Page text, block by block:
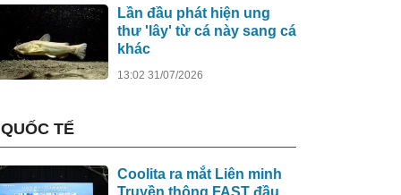
Lần đầu phát hiện ung
thư 'lây' từ cá này sang cá
khác
13:02 31/07/2026
QUỐC TẾ
Coolita ra mắt Liên minh
Truyền thông FAST đầu